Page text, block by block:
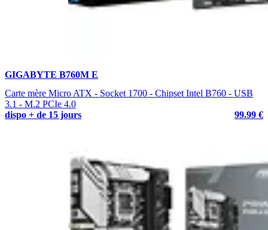
GIGABYTE B760M E
Carte mère Micro ATX - Socket 1700 - Chipset Intel B760 - USB
3.1 - M.2 PCIe 4.0
dispo + de 15 jours
99.99 €